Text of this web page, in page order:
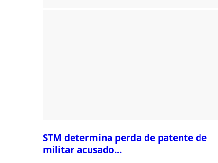
STM determina perda de patente de
militar acusado...